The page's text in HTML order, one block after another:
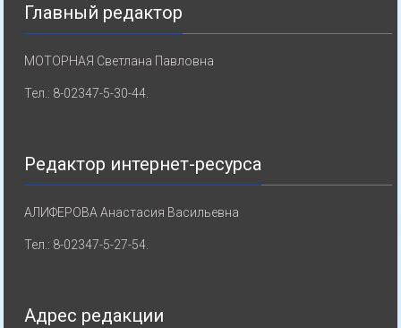
Главный редактор
МОТОРНАЯ Светлана Павловна
Тел.: 8-02347-5-30-44.
Редактор интернет-ресурса
АЛИФЕРОВА Анастасия Васильевна
Тел.: 8-02347-5-27-54.
Адрес редакции